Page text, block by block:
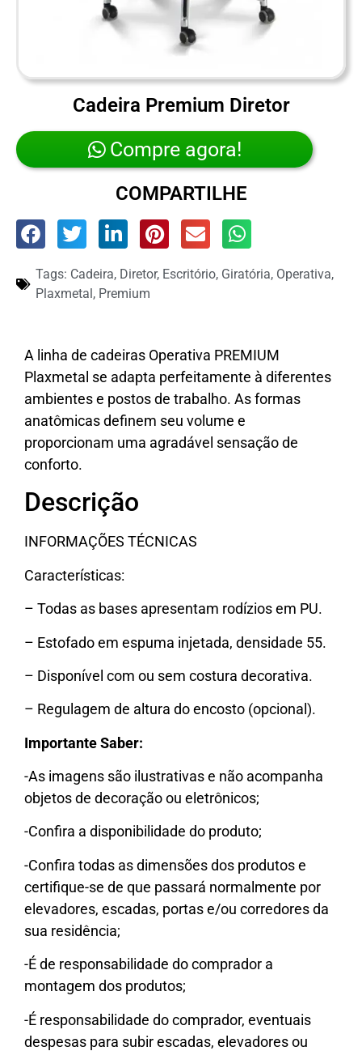
Cadeira Premium Diretor
Compre agora!
COMPARTILHE
Tags: Cadeira, Diretor, Escritório, Giratória, Operativa,
Plaxmetal, Premium
A linha de cadeiras Operativa PREMIUM
Plaxmetal se adapta perfeitamente à diferentes
ambientes e postos de trabalho. As formas
anatômicas definem seu volume e
proporcionam uma agradável sensação de
conforto.
Descrição
INFORMAÇÕES TÉCNICAS
Características:
– Todas as bases apresentam rodízios em PU.
– Estofado em espuma injetada, densidade 55.
– Disponível com ou sem costura decorativa.
– Regulagem de altura do encosto (opcional).
Importante Saber:
-As imagens são ilustrativas e não acompanha
objetos de decoração ou eletrônicos;
-Confira a disponibilidade do produto;
-Confira todas as dimensões dos produtos e
certifique-se de que passará normalmente por
elevadores, escadas, portas e/ou corredores da
sua residência;
-É de responsabilidade do comprador a
montagem dos produtos;
-É responsabilidade do comprador, eventuais
despesas para subir escadas, elevadores ou